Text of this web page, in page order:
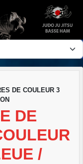
DE COULEUR 3
DE
/